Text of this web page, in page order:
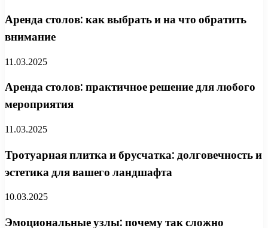
Аренда столов: как выбрать и на что обратить
внимание
11.03.2025
Аренда столов: практичное решение для любого
мероприятия
11.03.2025
Тротуарная плитка и брусчатка: долговечность и
эстетика для вашего ландшафта
10.03.2025
Эмоциональные узлы: почему так сложно